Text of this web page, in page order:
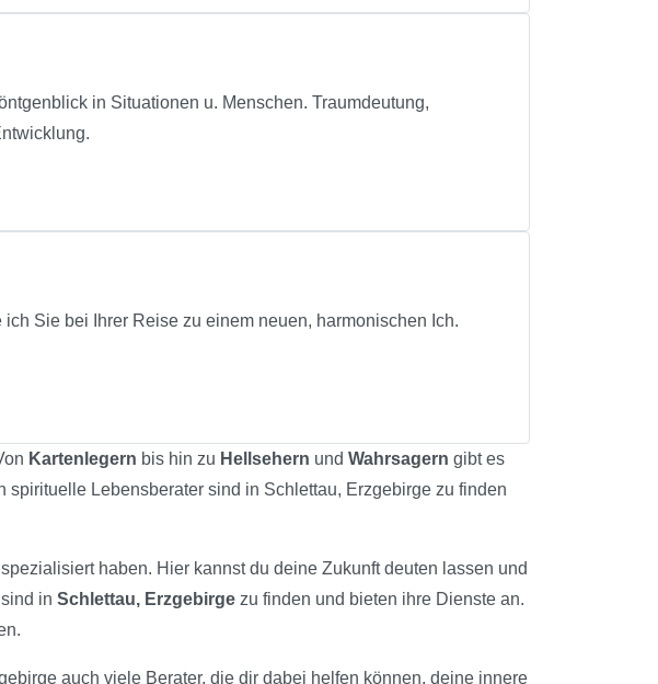
in Situationen u. Menschen. Traumdeutung,
Sie bei Ihrer Reise zu einem neuen, harmonischen Ich.
Kartenlegern bis hin zu Hellsehern und Wahrsagern gibt es
Lebensberater sind in Schlettau, Erzgebirge zu finden
spezialisiert haben. Hier kannst du deine Zukunft deuten lassen und
sind in Schlettau, Erzgebirge zu finden und bieten ihre Dienste an.
auch viele Berater, die dir dabei helfen können, deine innere